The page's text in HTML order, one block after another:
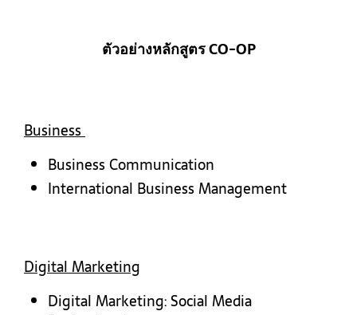
ตัวอย่างหลักสูตร CO-OP
Business
Business Communication
International Business Management
Digital Marketing
Digital Marketing: Social Media